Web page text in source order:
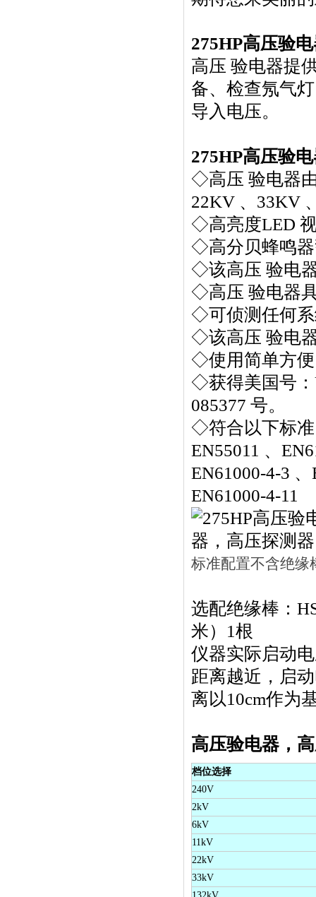
275HP高压验
高压 验电器提
备、检查氖气
导入电压。
275HP高压验
◇高压 验电器
22KV 、33KV
◇高亮度LED
◇高分贝蜂鸣器
◇该高压 验电
◇高压 验电器
◇可侦测任何
◇该高压 验电
◇使用简单方便
◇获得美国号：
085377 号。
◇符合以下标准
EN55011 、
EN61000-4-3
EN61000-4-11
标准配置不含绝缘
选配绝缘棒：
米）1根
仪器实际启动
距离越近，启
离以10cm作为
高压验电器，
档位选择
240V
2kV
6kV
11kV
22kV
33kV